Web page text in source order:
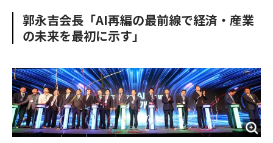
o
o
e
r
u
i
n
郭永吉会長「AI再編の最前線で経済・産業
の未来を最初に示す」